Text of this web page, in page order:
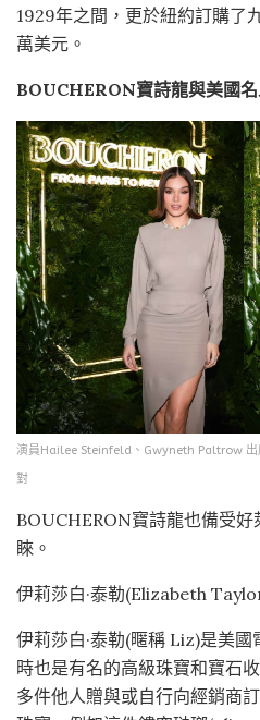
1929年之間，更於紐約訂購了
萬美元。
BOUCHERON寶詩龍與美國
演員Hailee Steinfeld、Gwyneth Paltrow 出
對
BOUCHERON寶詩龍也備受
睞。
伊莉莎白·泰勒(Elizabeth Taylor
伊莉莎白·泰勒(暱稱 Liz)是美
時也是有名的高級珠寶和寶石
多件他人贈與或自行向經銷商